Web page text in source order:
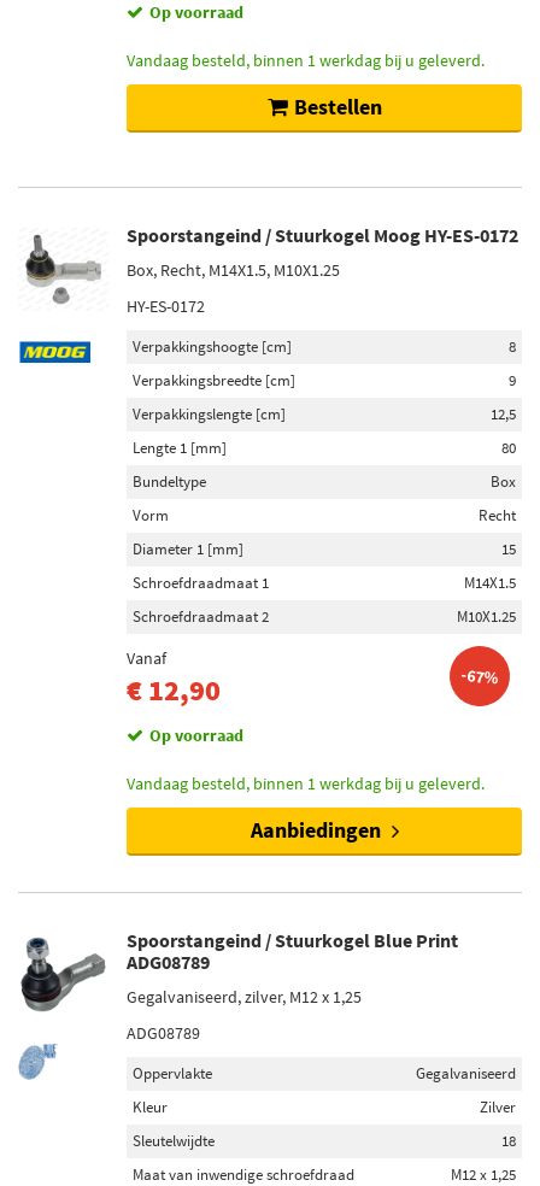
Op voorraad
Vandaag besteld, binnen 1 werkdag bij u geleverd.
Bestellen
Spoorstangeind / Stuurkogel Moog HY-ES-0172
Box, Recht, M14X1.5, M10X1.25
HY-ES-0172
Verpakkingshoogte [cm]
8
Verpakkingsbreedte [cm]
9
Verpakkingslengte [cm]
12,5
Lengte 1 [mm]
80
Bundeltype
Box
Vorm
Recht
Diameter 1 [mm]
15
Schroefdraadmaat 1
M14X1.5
Schroefdraadmaat 2
M10X1.25
Vanaf
€ 12,90 -67%
Op voorraad
Vandaag besteld, binnen 1 werkdag bij u geleverd.
Aanbiedingen
Spoorstangeind / Stuurkogel Blue Print
ADG08789
Gegalvaniseerd, zilver, M12 x 1,25
ADG08789
Oppervlakte
Gegalvaniseerd
Kleur
Zilver
Sleutelwijdte
18
Maat van inwendige schroefdraad
M12 x 1,25